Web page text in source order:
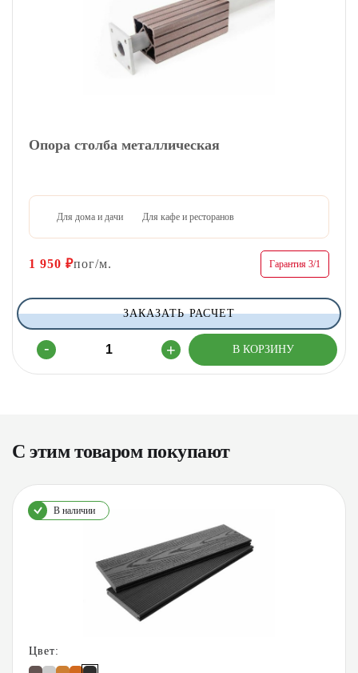
Опора столба металлическая
Для дома и дачи Для кафе и ресторанов
1 950 ₽пог/м. Гарантия 3/1
ЗАКАЗАТЬ РАСЧЕТ
С этим товаром покупают
В наличии
Цвет: